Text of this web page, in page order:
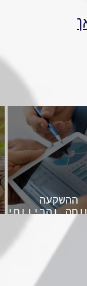
ההשקעה
והריווחית